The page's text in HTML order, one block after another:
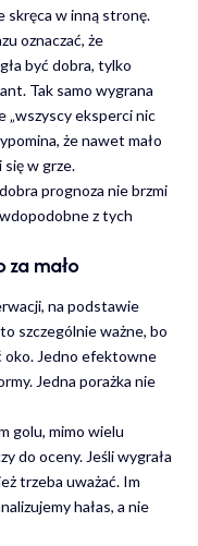
skręca w inną stronę.
oznaczać, że
być dobra, tylko
Tak samo wygrana
„wszyscy eksperci nic
że nawet mało
w grze.
prognoza nie brzmi
z tych
mało
na podstawie
szczególnie ważne, bo
oko. Jedno efektowne
Jedna porażka nie
golu, mimo wielu
do oceny. Jeśli wygrała
trzeba uważać. Im
hałas, a nie